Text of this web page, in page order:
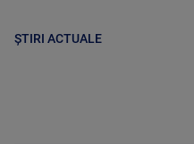
ȘTIRI ACTUALE